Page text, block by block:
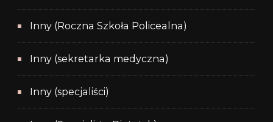
Inny (Roczna Szkoła Policealna)
Inny (sekretarka medyczna)
Inny (specjaliści)